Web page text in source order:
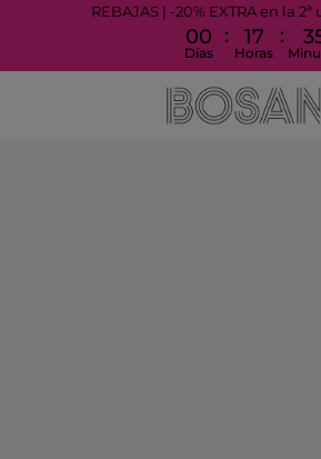
REBAJAS | -20% EXTRA en la
00
Días
: 17
Horas
: